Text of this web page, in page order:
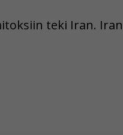
teki Iran.